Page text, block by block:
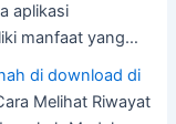
aplikasi
manfaat yang…
di download di
Melihat Riwayat